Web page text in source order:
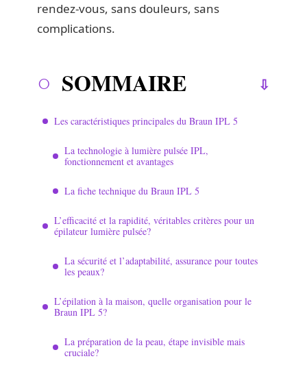
rendez-vous, sans douleurs, sans
complications.
SOMMAIRE
Les caractéristiques principales du Braun IPL 5
La technologie à lumière pulsée IPL,
fonctionnement et avantages
La fiche technique du Braun IPL 5
L’efficacité et la rapidité, véritables critères pour un
épilateur lumière pulsée?
La sécurité et l’adaptabilité, assurance pour toutes
les peaux?
L’épilation à la maison, quelle organisation pour le
Braun IPL 5?
La préparation de la peau, étape invisible mais
cruciale?